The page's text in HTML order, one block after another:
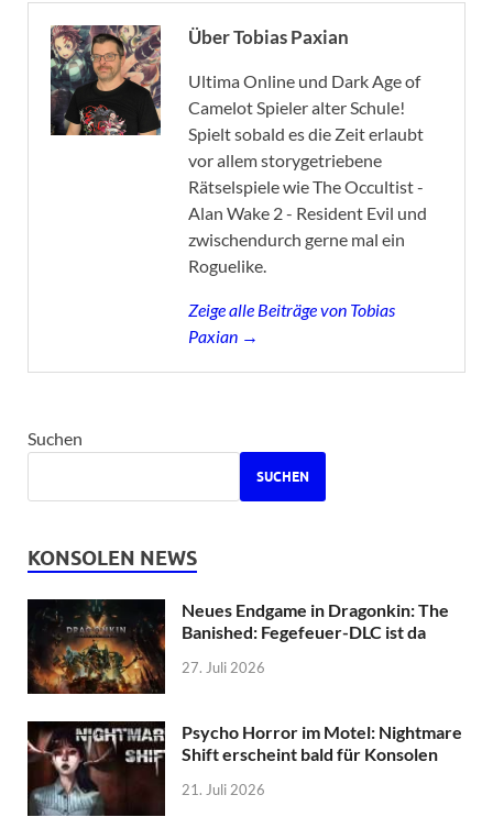
Über Tobias Paxian
Ultima Online und Dark Age of
Camelot Spieler alter Schule!
Spielt sobald es die Zeit erlaubt
vor allem storygetriebene
Rätselspiele wie The Occultist -
Alan Wake 2 - Resident Evil und
zwischendurch gerne mal ein
Roguelike.
Zeige alle Beiträge von Tobias
Paxian →
Suchen
SUCHEN
KONSOLEN NEWS
Neues Endgame in Dragonkin: The
Banished: Fegefeuer-DLC ist da
27. Juli 2026
Psycho Horror im Motel: Nightmare
Shift erscheint bald für Konsolen
21. Juli 2026